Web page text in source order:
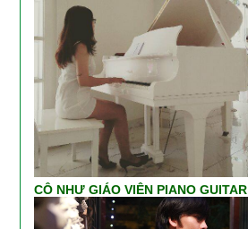
CÔ NHƯ GIÁO VIÊN PIANO GUITAR